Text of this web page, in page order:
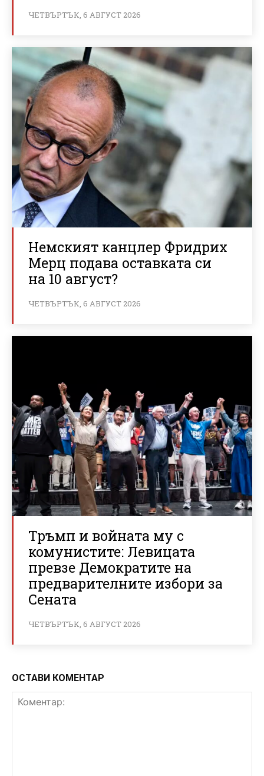
ЧЕТВЪРТЪК, 6 АВГУСТ 2026
Немският канцлер Фридрих
Мерц подава оставката си
на 10 август?
ЧЕТВЪРТЪК, 6 АВГУСТ 2026
Тръмп и войната му с
комунистите: Левицата
превзе Демократите на
предварителните избори за
Сената
ЧЕТВЪРТЪК, 6 АВГУСТ 2026
ОСТАВИ КОМЕНТАР